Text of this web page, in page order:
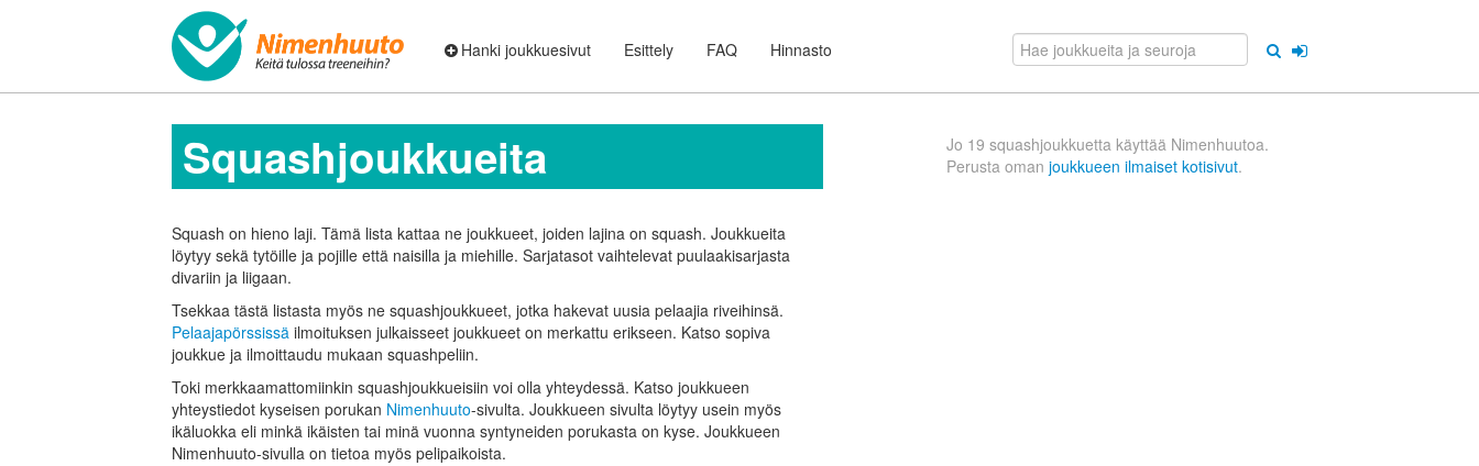
Hanki joukkuesivut Esittely FAQ Hinnasto
Squash­joukkueita
Squash on hieno laji. Tämä lista kattaa ne joukkueet, joiden lajina on squash. Joukkueita
löytyy sekä tytöille ja pojille että naisilla ja miehille. Sarjatasot vaihtelevat puulaakisarjasta
divariin ja liigaan.
Tsekkaa tästä listasta myös ne squash­joukkueet, jotka hakevat uusia pelaajia riveihinsä.
Pelaajapörssissä ilmoituksen julkaisseet joukkueet on merkattu erikseen. Katso sopiva
joukkue ja ilmoittaudu mukaan squash­peliin.
Toki merkkaamattomiinkin squashjoukkueisiin voi olla yhteydessä. Katso joukkueen
yhteystiedot kyseisen porukan Nimenhuuto-sivulta. Joukkueen sivulta löytyy usein myös
ikäluokka eli minkä ikäisten tai minä vuonna syntyneiden porukasta on kyse. Joukkueen
Nimenhuuto-sivulla on tietoa myös pelipaikoista.
Jo 19 squashjoukkuetta käyttää Nimenhuutoa.
Perusta oman joukkueen ilmaiset kotisivut.